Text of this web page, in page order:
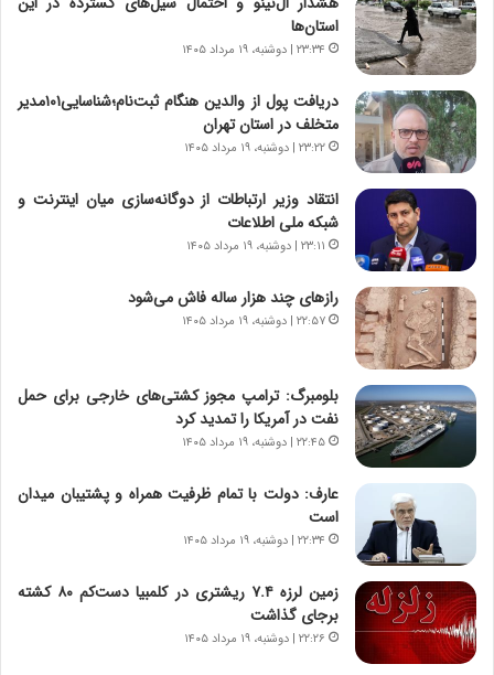
،
ه
ی
گ
ا
ه
ز
ا
ی
ج
ن
ن
و
ا
س
ه
ر
م
ق
استان‌ها
۲۳:۳۴ | دوشنبه، ۱۹ مرداد ۱۴۰۵
دریافت پول از والدین هنگام ثبت‌نام؛شناسایی۱۰۱مدیر
متخلف در استان تهران
۲۳:۲۲ | دوشنبه، ۱۹ مرداد ۱۴۰۵
انتقاد وزیر ارتباطات از دوگانه‌سازی میان اینترنت و
شبکه ملی اطلاعات
۲۳:۱۱ | دوشنبه، ۱۹ مرداد ۱۴۰۵
رازهای چند هزار ساله فاش می‌شود
۲۲:۵۷ | دوشنبه، ۱۹ مرداد ۱۴۰۵
بلومبرگ: ترامپ مجوز کشتی‌های خارجی برای حمل
نفت در آمریکا را تمدید کرد
۲۲:۴۵ | دوشنبه، ۱۹ مرداد ۱۴۰۵
عارف: دولت با تمام ظرفیت همراه و پشتیبان میدان
است
۲۲:۳۴ | دوشنبه، ۱۹ مرداد ۱۴۰۵
زمین لرزه ۷.۴ ریشتری در کلمبیا دست‌کم ۸۰ کشته
برجای گذاشت
۲۲:۲۶ | دوشنبه، ۱۹ مرداد ۱۴۰۵